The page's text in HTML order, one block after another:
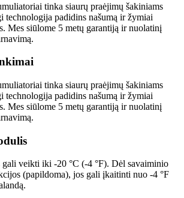
tinka siaurų praėjimų šakiniams
technologija padidins našumą ir žymiai
Mes siūlome 5 metų garantiją ir nuolatinį
tinka siaurų praėjimų šakiniams
technologija padidins našumą ir žymiai
Mes siūlome 5 metų garantiją ir nuolatinį
gali veikti iki -20 °C (-4 °F). Dėl savaiminio
(papildoma), jos gali įkaitinti nuo -4 °F